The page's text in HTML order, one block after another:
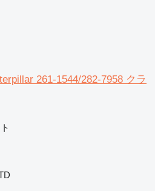
261-1544/282-7958 クラ